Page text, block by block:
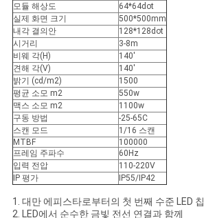
모듈 해상도
64*64dot
실제 화면 크기
500*500mm
내각 결의안
128*128dot
시거리
3-8m
비웨 각(H)
140'
견해 각(V)
140'
밝기 (cd/m2)
1500
평균 소모 m2
550w
맥스 소모 m2
1100w
구동 방법
-25-65C
스캔 모드
1/16 스캔
MTBF
100000
프레임 주파수
60Hz
입력 전압
110-220V
IP 평가
IP55/IP42
1. 대만 에피스타로부터의 첫 번째 수준 LED 칩
2. LED에서 순수한 금빛 전선 연결과 함께